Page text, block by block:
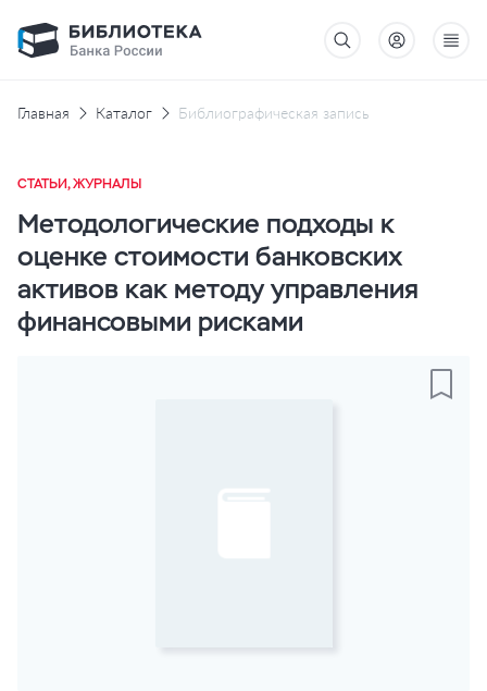
Главная Каталог Библиографическая запись
СТАТЬИ, ЖУРНАЛЫ
Методологические подходы к
оценке стоимости банковских
активов как методу управления
финансовыми рисками